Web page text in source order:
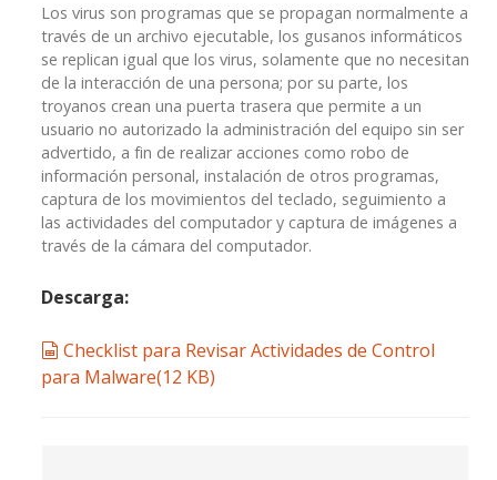
Los virus son programas que se propagan normalmente a
través de un archivo ejecutable, los gusanos informáticos
se replican igual que los virus, solamente que no necesitan
de la interacción de una persona; por su parte, los
troyanos crean una puerta trasera que permite a un
usuario no autorizado la administración del equipo sin ser
advertido, a fin de realizar acciones como robo de
información personal, instalación de otros programas,
captura de los movimientos del teclado, seguimiento a
las actividades del computador y captura de imágenes a
través de la cámara del computador.
Descarga:
spreadsheet
Checklist para Revisar Actividades de Control
para Malware(12 KB)